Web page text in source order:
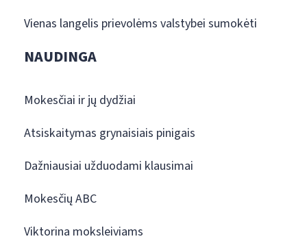
Vienas langelis prievolėms valstybei sumokėti
NAUDINGA
Mokesčiai ir jų dydžiai
Atsiskaitymas grynaisiais pinigais
Dažniausiai užduodami klausimai
Mokesčių ABC
Viktorina moksleiviams